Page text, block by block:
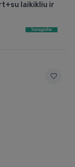
laikikliu ir